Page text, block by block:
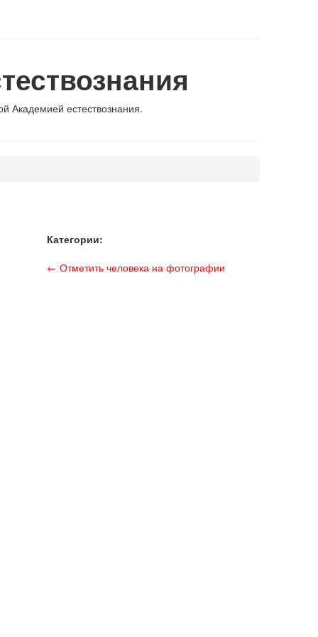
Академией естествознания.
Категории:
← Отметить человека на фотографии